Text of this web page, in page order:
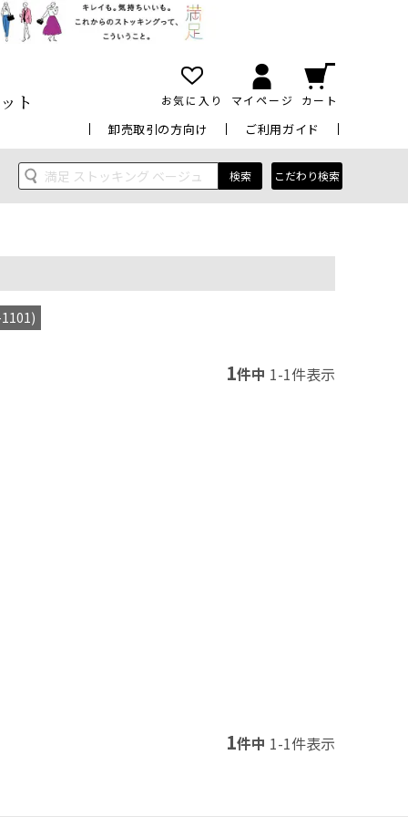
ト お気に入り マイページ カート
卸売取引の方向け ご利用ガイド
検索 こだわり検索
1件中 1-1件表示
1件中 1-1件表示